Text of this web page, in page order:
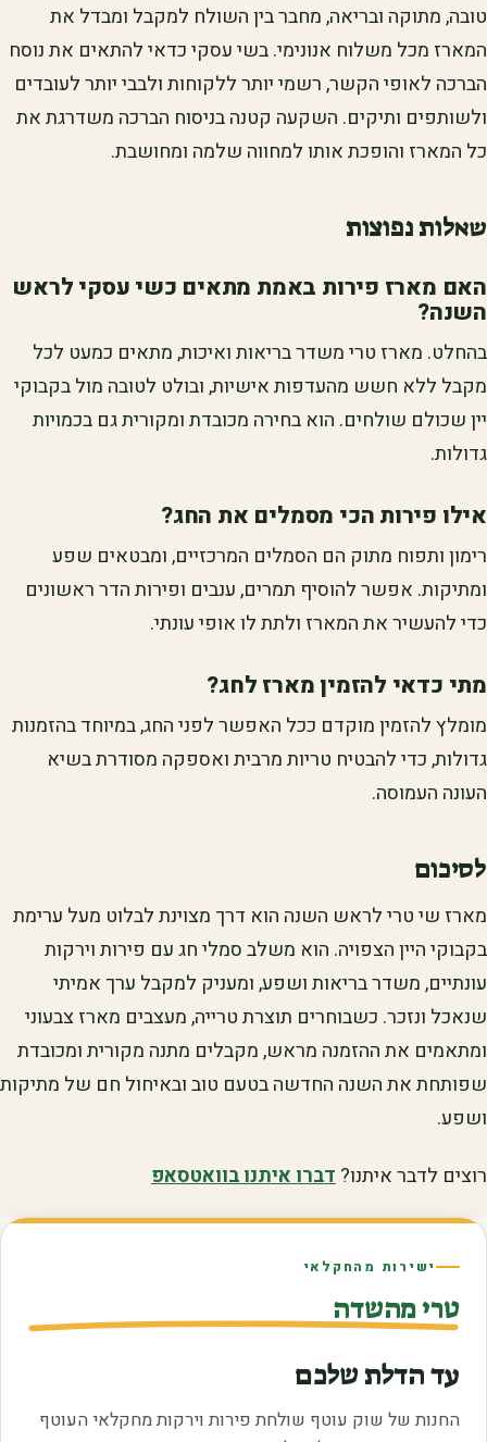
טובה, מתוקה ובריאה, מחבר בין השולח למקבל ומבדל את
המארז מכל משלוח אנונימי. בשי עסקי כדאי להתאים את נוסח
הברכה לאופי הקשר, רשמי יותר ללקוחות ולבבי יותר לעובדים
ולשותפים ותיקים. השקעה קטנה בניסוח הברכה משדרגת את
כל המארז והופכת אותו למחווה שלמה ומחושבת.
שאלות נפוצות
האם מארז פירות באמת מתאים כשי עסקי לראש
השנה?
בהחלט. מארז טרי משדר בריאות ואיכות, מתאים כמעט לכל
מקבל ללא חשש מהעדפות אישיות, ובולט לטובה מול בקבוקי
יין שכולם שולחים. הוא בחירה מכובדת ומקורית גם בכמויות
גדולות.
אילו פירות הכי מסמלים את החג?
רימון ותפוח מתוק הם הסמלים המרכזיים, ומבטאים שפע
ומתיקות. אפשר להוסיף תמרים, ענבים ופירות הדר ראשונים
כדי להעשיר את המארז ולתת לו אופי עונתי.
מתי כדאי להזמין מארז לחג?
מומלץ להזמין מוקדם ככל האפשר לפני החג, במיוחד בהזמנות
גדולות, כדי להבטיח טריות מרבית ואספקה מסודרת בשיא
העונה העמוסה.
לסיכום
מארז שי טרי לראש השנה הוא דרך מצוינת לבלוט מעל ערימת
בקבוקי היין הצפויה. הוא משלב סמלי חג עם פירות וירקות
עונתיים, משדר בריאות ושפע, ומעניק למקבל ערך אמיתי
שנאכל ונזכר. כשבוחרים תוצרת טרייה, מעצבים מארז צבעוני
ומתאמים את ההזמנה מראש, מקבלים מתנה מקורית ומכובדת
שפותחת את השנה החדשה בטעם טוב ובאיחול חם של מתיקות
ושפע.
רוצים לדבר איתנו?דברו איתנו בוואטסאפ
ישירות מהחקלאי
טרי מהשדה
עד הדלת שלכם
החנות של שוק עוטף שולחת פירות וירקות מחקלאי העוטף